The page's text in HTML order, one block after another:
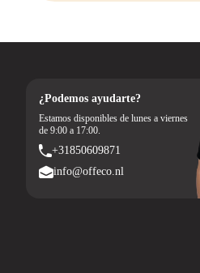
¿Podemos ayudarte?
Estamos disponibles de lunes a viernes
de 9:00 a 17:00.
+31850609871
info@offeco.nl